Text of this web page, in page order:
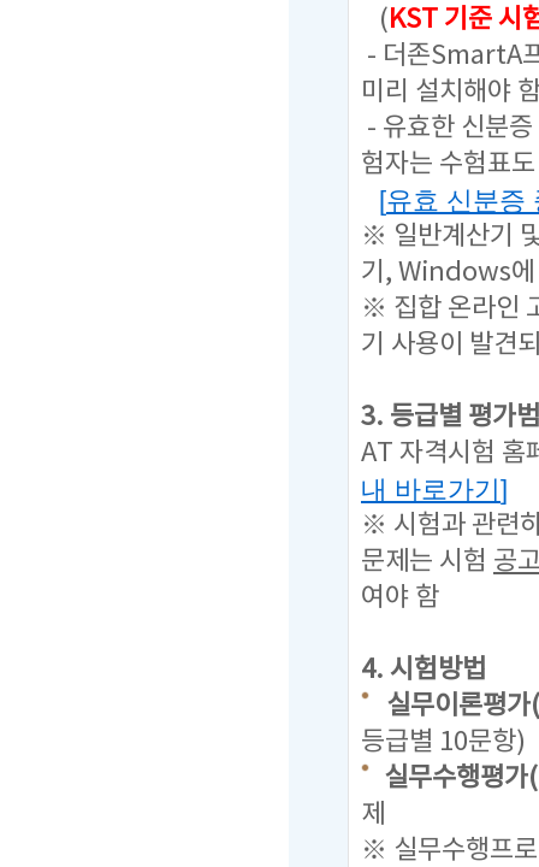
(KST 기준 시
- 더존SmartA
미리 설치해야
- 유효한 신분
험자는 수험표
[유효 신분증
※ 일반계산기
기, Windows에
※ 집합 온라인
기 사용이 발견
3. 등급별 평가
AT 자격시험 홈
내 바로가기]
※ 시험과 관련
문제는 시험 공
여야 함
4. 시험방법
실무이론평
등급별 10문항)
실무수행평
제
※ 실무수행프